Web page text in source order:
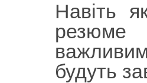
Навіть
резюме
будуть